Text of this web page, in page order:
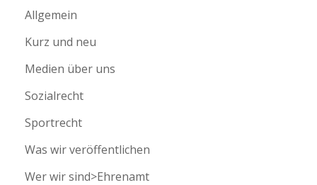
Allgemein
Kurz und neu
Medien über uns
Sozialrecht
Sportrecht
Was wir veröffentlichen
Wer wir sind>Ehrenamt